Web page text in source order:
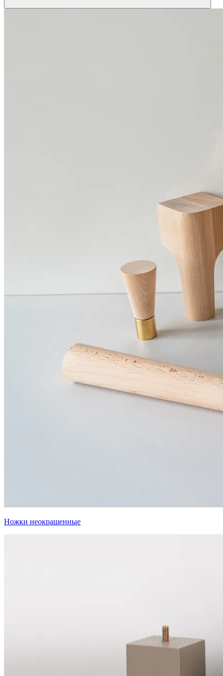
Ножки неокрашенные